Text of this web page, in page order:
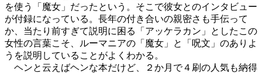
を使う「魔女」だったという。そこで彼女とのインタビュー
が付録になっている。長年の付き合いの親密さも手伝って
か、当たり前すぎて説明に困る「アッケラカン」としたこの
女性の言葉こそ、ルーマニアの「魔女」と「呪文」のありよ
うを説明していることがよくわかる。
ヘンと云えばヘンな本だけど、２か月で４刷の人気も納得